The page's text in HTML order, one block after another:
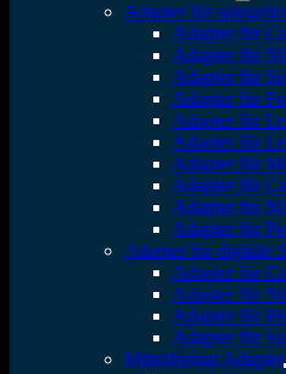
Adapter für
Adapter für
Adapter für
Adapter für
Adapter für
Adapter für
Adapter für
Adapter für
Adapter für
Adapter für
Adapter für
Adapter für digitale
Adapter für
Adapter für
Adapter für
Adapter für
Mittelformat Adapter